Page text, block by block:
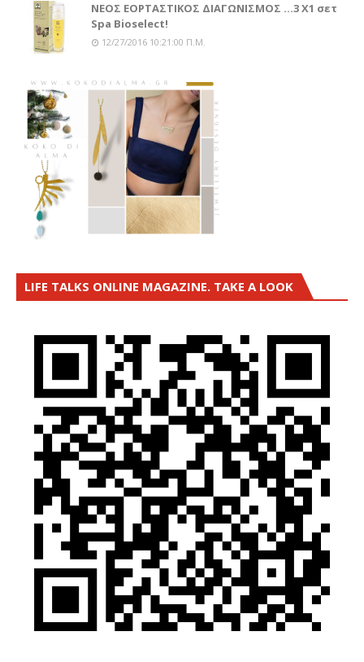
ΝΕΟΣ ΕΟΡΤΑΣΤΙΚΟΣ ΔΙΑΓΩΝΙΣΜΟΣ ...3 Χ1 σετ
Spa Bioselect!
12/27/2016 10:21:00 Π.μ.
LIFE TALKS ONLINE MAGAZINE. TAKE A LOOK